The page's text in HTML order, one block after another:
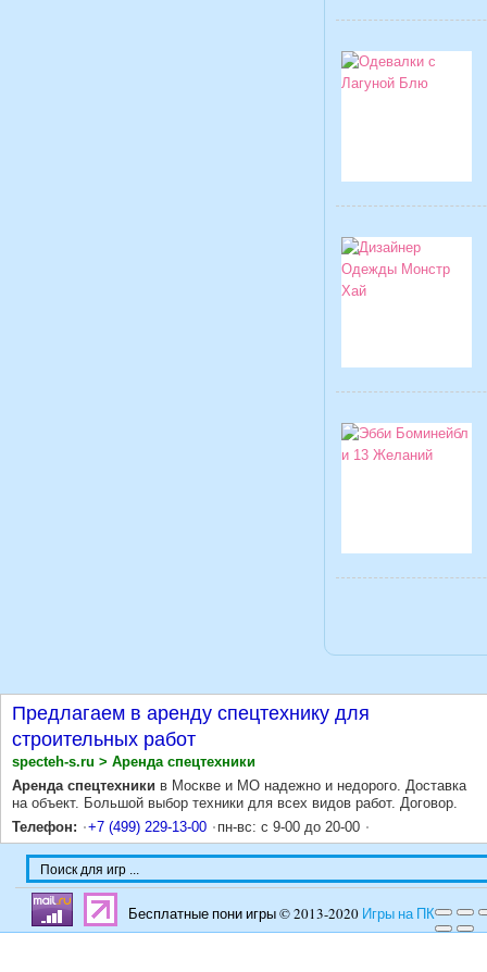
Предлагаем в аренду спецтехнику для
строительных работ
specteh-s.ru > Аренда спецтехники
Аренда спецтехники в Москве и МО надежно и недорого. Доставка
на объект. Большой выбор техники для всех видов работ. Договор.
Телефон:
+7 (499) 229-13-00 пн-вс: с 9-00 до 20-00
Бесплатные пони игры © 2013-2020 Игры на ПК